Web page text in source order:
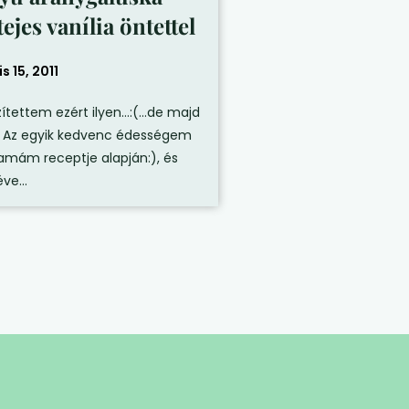
vanília öntettel
15, 2011
ezért ilyen…:(…de majd
egyik kedvenc édességem
receptje alapján:), és